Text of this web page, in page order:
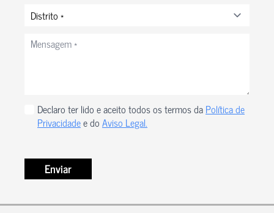
Distrito
Mensagem
Privacidade
Declaro ter lido e aceito todos os termos daPolítica de
Privacidadee doAviso Legal.
Enviar